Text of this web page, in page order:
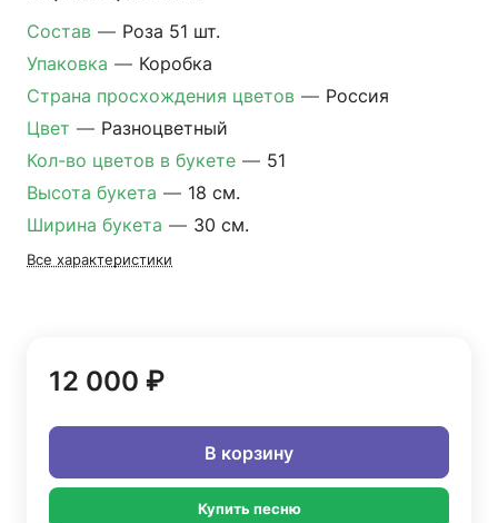
Состав — Роза 51 шт.
Упаковка — Коробка
Страна просхождения цветов — Россия
Цвет — Разноцветный
Кол-во цветов в букете — 51
Высота букета — 18 см.
Ширина букета — 30 см.
Все характеристики
12 000 ₽
В корзину
Купить песню